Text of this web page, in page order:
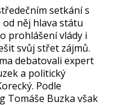
setkání s
něj hlava státu
prohlášení vlády i
svůj střet zájmů.
debatovali expert
a politický
Podle
Tomáše Buzka však